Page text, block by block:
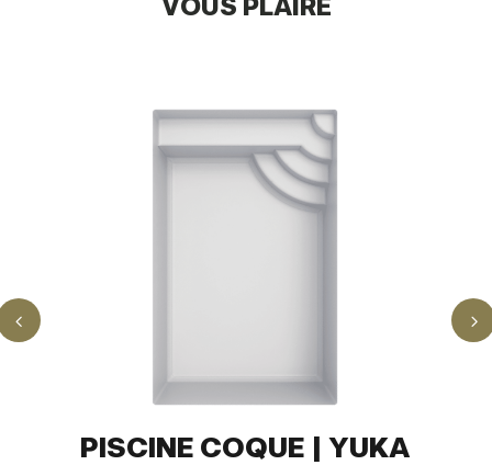
PISCINE COQUE | YUKA
4 5